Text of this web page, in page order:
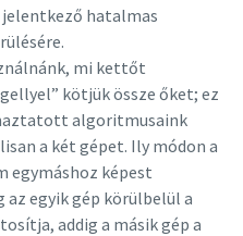
hatalmas
mi kettőt
kötjük össze őket; ez
algoritmusaink
a két gépet. Ily módon a
egymáshoz képest
egyik gép körülbelül a
addig a másik gép a